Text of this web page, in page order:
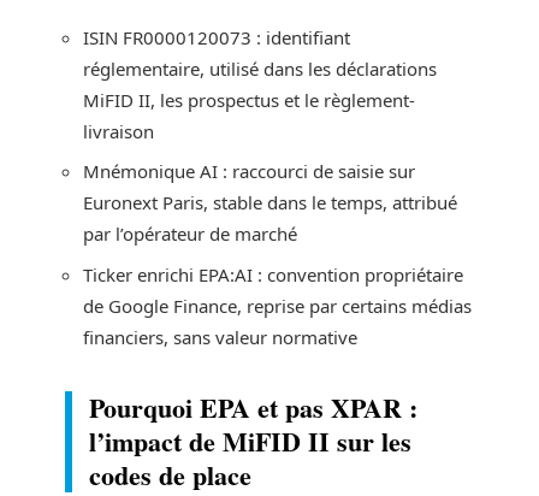
ISIN FR0000120073 : identifiant
réglementaire, utilisé dans les déclarations
MiFID II, les prospectus et le règlement-
livraison
Mnémonique AI : raccourci de saisie sur
Euronext Paris, stable dans le temps, attribué
par l’opérateur de marché
Ticker enrichi EPA:AI : convention propriétaire
de Google Finance, reprise par certains médias
financiers, sans valeur normative
Pourquoi EPA et pas XPAR :
l’impact de MiFID II sur les
codes de place